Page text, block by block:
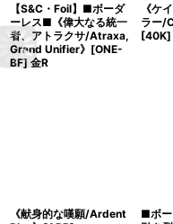
【S&C・Foil】■ボーダ
ーレス■《偉大なる統一
者、アトラクサ/Atraxa,
Grand Unifier》[ONE-
BF] 金R
《ケ
ラー/
[40K]
《献身的な嘆願/Ardent
■ボ